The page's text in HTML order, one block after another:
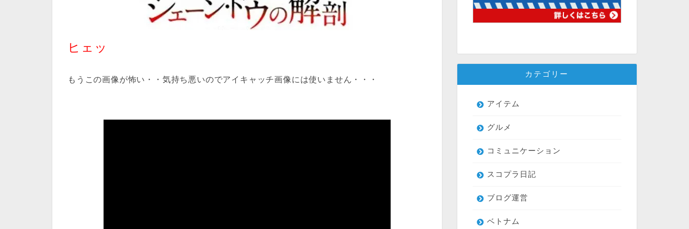
ヒェッ
もうこの画像が怖い・・気持ち悪いのでアイキャッチ画像には使いません・・・
カテゴリー
アイテム
グルメ
コミュニケーション
スコプラ日記
ブログ運営
ベトナム